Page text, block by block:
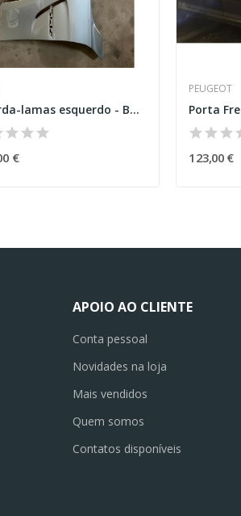
Guarda-lamas esquerdo - BMW M3 F80
€
PEUGEOT
123,00 €
APOIO AO CLIENTE
Conta pessoal
Novidades na loja
Mais vendidos
Quem somos
Contatos disponíveis